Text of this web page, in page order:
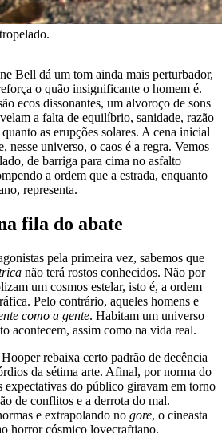
Bell dá um tom ainda mais perturbador,
o quão insignificante o homem é.
ecos dissonantes, um alvoroço de sons
a falta de equilíbrio, sanidade, razão
as erupções solares. A cena inicial
nesse universo, o caos é a regra. Vemos
de barriga para cima no asfalto
a ordem que a estrada, enquanto
representa.
fila do abate
pela primeira vez, sabemos que
não terá rostos conhecidos. Não por
um cosmos estelar, isto é, a ordem
Pelo contrário, aqueles homens e
como a gente. Habitam um universo
acontecem, assim como na vida real.
rebaixa certo padrão de decência
da sétima arte. Afinal, por norma do
do público giravam em torno
de conflitos e a derrota do mal.
e extrapolando no gore, o cineasta
horror cósmico lovecraftiano.